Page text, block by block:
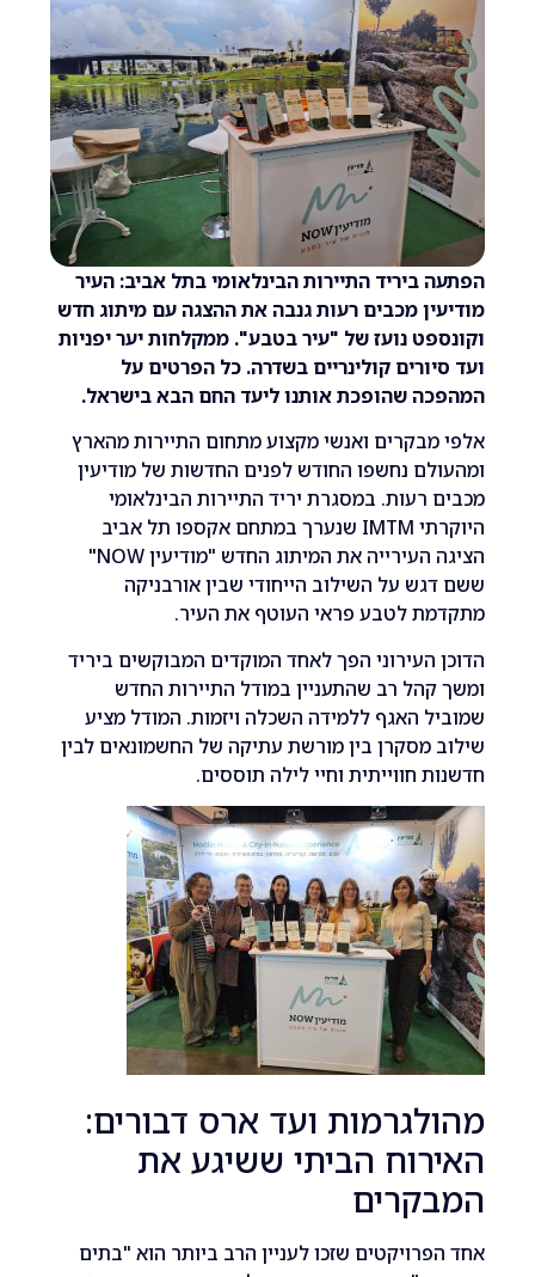
ביריד התיירות הבינלאומי בתל אביב: העיר
מכבים רעות גנבה את ההצגה עם מיתוג חדש
נועז של "עיר בטבע". ממקלחות יער יפניות
קולינריים בשדרה. כל הפרטים על
שהופכת אותנו ליעד החם הבא בישראל.
ואנשי מקצוע מתחום התיירות מהארץ
נחשפו החודש לפנים החדשות של מודיעין
רעות. במסגרת יריד התיירות הבינלאומי
היוקרתי IMTM שנערך במתחם אקספו תל אביב
הציגה העירייה את המיתוג החדש "מודיעין NOW"
על השילוב הייחודי שבין אורבניקה
לטבע פראי העוטף את העיר.
העירוני הפך לאחד המוקדים המבוקשים ביריד
רב שהתעניין במודל התיירות החדש
האגף ללמידה השכלה ויזמות. המודל מציע
מסקרן בין מורשת עתיקה של החשמונאים לבין
חווייתית וחיי לילה תוססים.
ועד ארס דבורים:
הביתי ששיגע את
שזכו לעניין הרב ביותר הוא "בתים